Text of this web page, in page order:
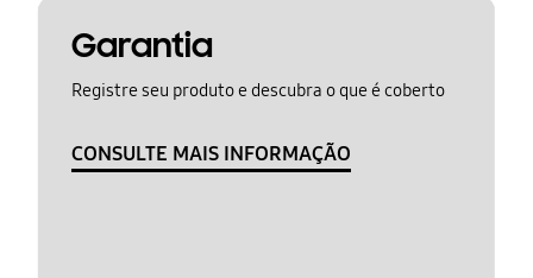
Garantia
Registre seu produto e descubra o que é coberto
CONSULTE MAIS INFORMAÇÃO